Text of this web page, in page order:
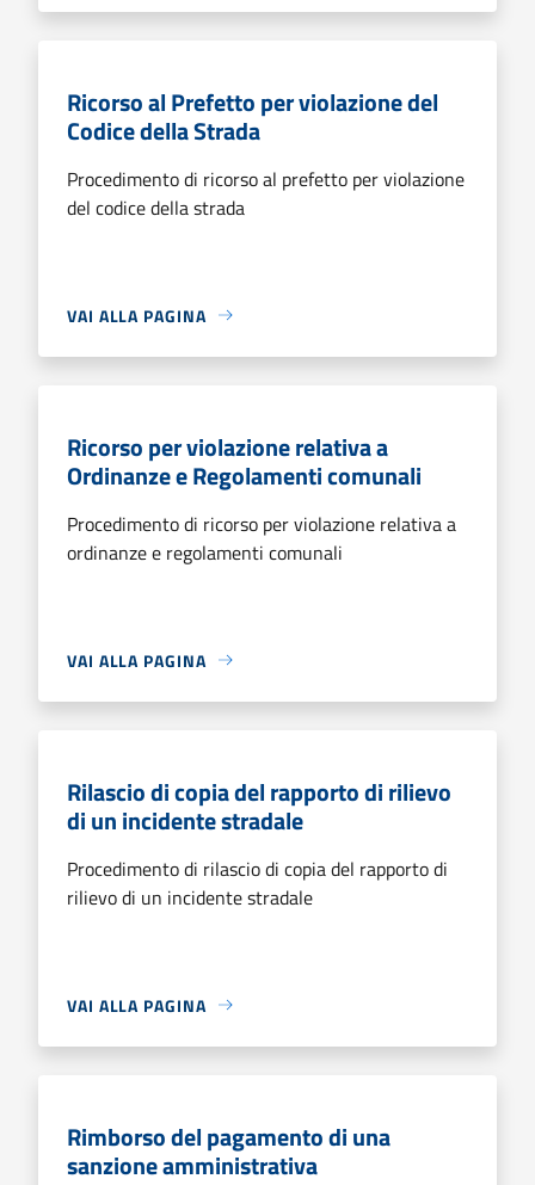
Ricorso al Prefetto per violazione del
Codice della Strada
Procedimento di ricorso al prefetto per violazione
del codice della strada
VAI ALLA PAGINA
Ricorso per violazione relativa a
Ordinanze e Regolamenti comunali
Procedimento di ricorso per violazione relativa a
ordinanze e regolamenti comunali
VAI ALLA PAGINA
Rilascio di copia del rapporto di rilievo
di un incidente stradale
Procedimento di rilascio di copia del rapporto di
rilievo di un incidente stradale
VAI ALLA PAGINA
Rimborso del pagamento di una
sanzione amministrativa